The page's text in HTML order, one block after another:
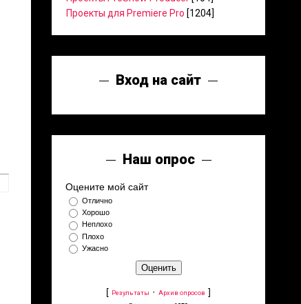
Проекты для Premiere Pro [1204]
Вход на сайт
Наш опрос
Оцените мой сайт
Отлично
Хорошо
Неплохо
Плохо
Ужасно
[ Результаты · Архив опросов ]